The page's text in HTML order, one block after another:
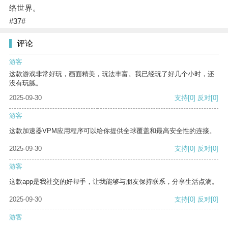
络世界。
#37#
评论
游客
这款游戏非常好玩，画面精美，玩法丰富。我已经玩了好几个小时，还
没有玩腻。
2025-09-30
支持[0] 反对[0]
游客
这款加速器VPM应用程序可以给你提供全球覆盖和最高安全性的连接。
2025-09-30 支持[0] 反对[0]
游客
这款app是我社交的好帮手，让我能够与朋友保持联系，分享生活点滴。
2025-09-30 支持[0] 反对[0]
游客